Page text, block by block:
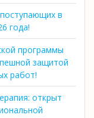
в
года!
программы
защитой
работ!
открыт